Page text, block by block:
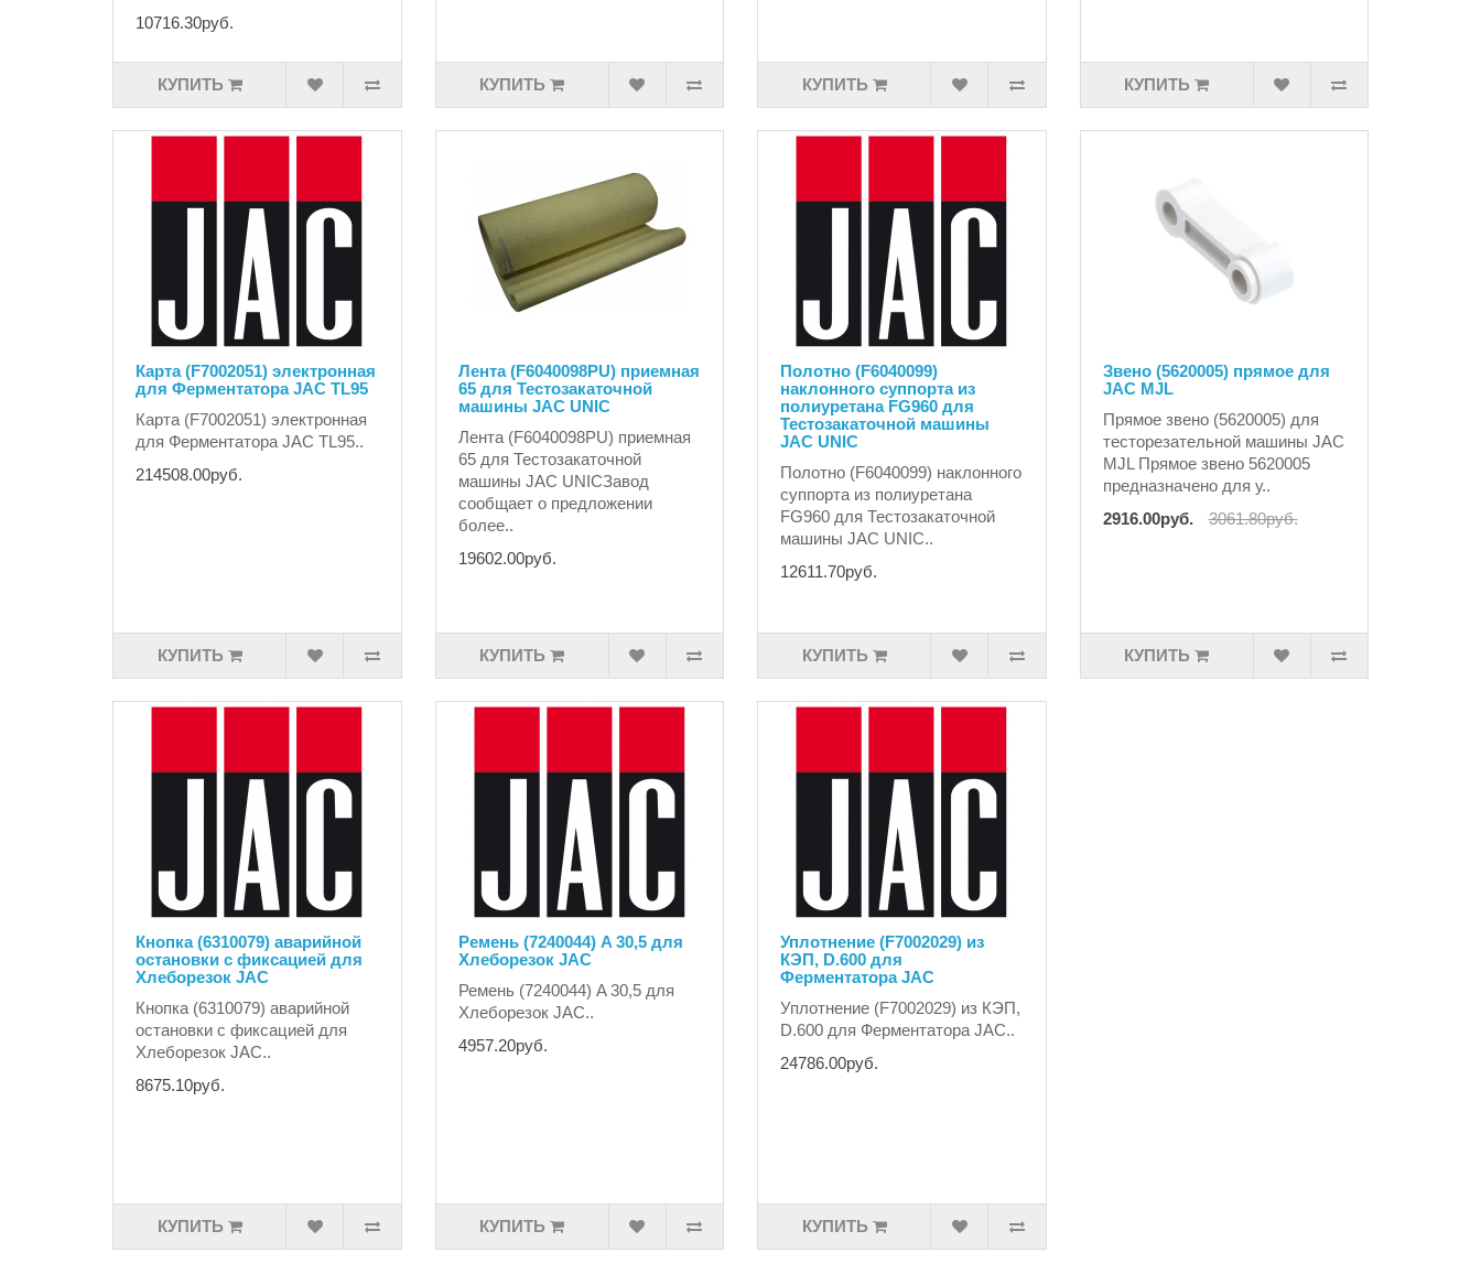
10716.30руб.
КУПИТЬ КУПИТЬ КУПИТЬ КУПИТЬ
Карта (F7002051) электронная
для Ферментатора JAC TL95
Карта (F7002051) электронная
для Ферментатора JAC TL95..
214508.00руб.
КУПИТЬ
Лента (F6040098PU) приемная
65 для Тестозакаточной
машины JAC UNIC
Лента (F6040098PU) приемная
65 для Тестозакаточной
машины JAC UNICЗавод
сообщает о предложении
более..
19602.00руб.
КУПИТЬ
Полотно (F6040099)
наклонного суппорта из
полиуретана FG960 для
Тестозакаточной машины
JAC UNIC
Полотно (F6040099) наклонного
суппорта из полиуретана
FG960 для Тестозакаточной
машины JAC UNIC..
12611.70руб.
КУПИТЬ
Звено (5620005) прямое для
JAC MJL
Прямое звено (5620005) для
тесторезательной машины JAC
MJL Прямое звено 5620005
предназначено для у..
2916.00руб.
3061.80руб.
КУПИТЬ
Кнопка (6310079) аварийной
остановки с фиксацией для
Хлеборезок JAC
Кнопка (6310079) аварийной
остановки с фиксацией для
Хлеборезок JAC..
8675.10руб.
КУПИТЬ
Ремень (7240044) A 30,5 для
Хлеборезок JAC
Ремень (7240044) A 30,5 для
Хлеборезок JAC..
4957.20руб.
КУПИТЬ
Уплотнение (F7002029) из
КЭП, D.600 для
Ферментатора JAC
Уплотнение (F7002029) из КЭП,
D.600 для Ферментатора JAC..
24786.00руб.
КУПИТЬ